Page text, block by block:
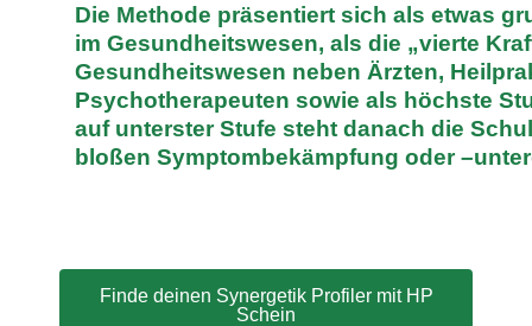
Die Methode präsentiert sich als etwas
im Gesundheitswesen, als die „vierte
Gesundheitswesen neben Ärzten,
Psychotherapeuten sowie als höchste
auf unterster Stufe steht danach die
bloßen Symptombekämpfung oder
Finde deinen Synergetik Profiler mit HP
Schein